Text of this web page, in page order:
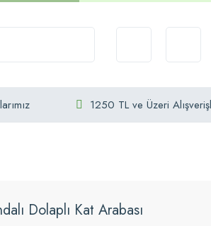
1250 TL ve Üzeri
Dolaplı Kat Arabası